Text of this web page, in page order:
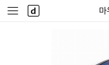
다
마
사
이
다
나
와